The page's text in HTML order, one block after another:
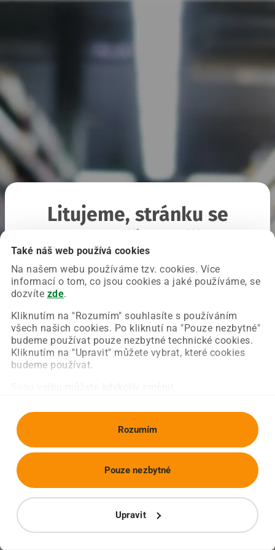
Také náš web používá cookies
Na našem webu používáme tzv. cookies. Více
informací o tom, co jsou cookies a jaké používáme, se
dozvíte zde.
Kliknutím na "Rozumím" souhlasíte s používáním
všech našich cookies. Po kliknutí na "Pouze nezbytné"
budeme používat pouze nezbytné technické cookies.
Kliknutím na "Upravit" můžete vybrat, které cookies
budeme používat.
Rozumím
Upravit
Pouze nezbytné
Litujeme, stránku se
Chyba nastala na naší straně a už ji opravujeme.
Zkuste prosím znovu načíst požadovanou stránku.
Obnovit stránku Úvodní strana